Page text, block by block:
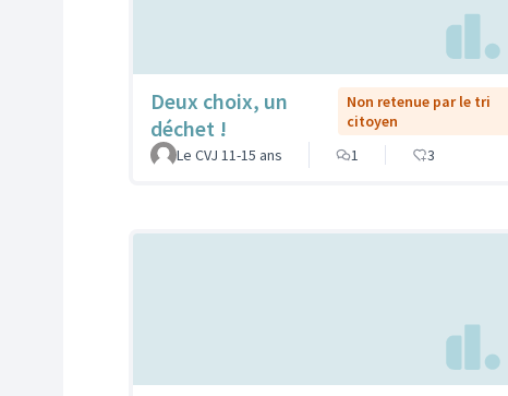
Deux choix, un
déchet !
Non retenue par le tri
citoyen
Le CVJ 11-15 ans
1 3